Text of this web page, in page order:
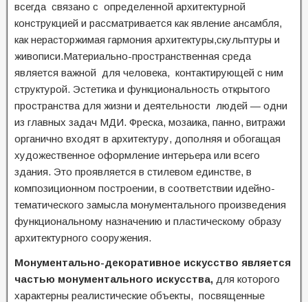
всегда связано с определенной архитектурной
конструкцией и рассматривается как явление ансамбля,
как нерасторжимая гармония архитектуры,скульптуры и
живописи.Материально-пространственная среда
является важной для человека, контактирующей с ним
структурой. Эстетика и функциональность открытого
пространства для жизни и деятельности людей — одни
из главных задач МДИ. Фреска, мозаика, панно, витражи
органично входят в архитектуру, дополняя и обогащая
художественное оформление интерьера или всего
здания. Это проявляется в стилевом единстве, в
композиционном построении, в соответствии идейно-
тематического замысла монументального произведения
функциональному назначению и пластическому образу
архитектурного сооружения.
Монументально-декоративное искусство является
частью монументального искусства, для которого
характерны реалистические объекты, посвященные